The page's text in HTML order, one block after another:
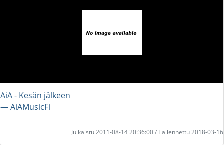
AiA - Kesän jälkeen
― AiAMusicFi
Julkaistu 2011-08-14 20:36:00 / Tallennettu 2018-03-16